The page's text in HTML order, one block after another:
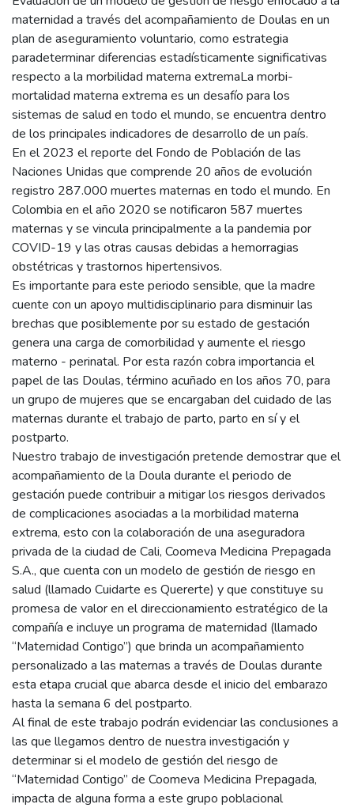
maternidad a través del acompañamiento de Doulas en un
plan de aseguramiento voluntario, como estrategia
paradeterminar diferencias estadísticamente significativas
respecto a la morbilidad materna extremaLa morbi-
mortalidad materna extrema es un desafío para los
sistemas de salud en todo el mundo, se encuentra dentro
de los principales indicadores de desarrollo de un país.
En el 2023 el reporte del Fondo de Población de las
Naciones Unidas que comprende 20 años de evolución
registro 287.000 muertes maternas en todo el mundo. En
Colombia en el año 2020 se notificaron 587 muertes
maternas y se vincula principalmente a la pandemia por
COVID-19 y las otras causas debidas a hemorragias
obstétricas y trastornos hipertensivos.
Es importante para este periodo sensible, que la madre
cuente con un apoyo multidisciplinario para disminuir las
brechas que posiblemente por su estado de gestación
genera una carga de comorbilidad y aumente el riesgo
materno - perinatal. Por esta razón cobra importancia el
papel de las Doulas, término acuñado en los años 70, para
un grupo de mujeres que se encargaban del cuidado de las
maternas durante el trabajo de parto, parto en sí y el
postparto.
Nuestro trabajo de investigación pretende demostrar que el
acompañamiento de la Doula durante el periodo de
gestación puede contribuir a mitigar los riesgos derivados
de complicaciones asociadas a la morbilidad materna
extrema, esto con la colaboración de una aseguradora
privada de la ciudad de Cali, Coomeva Medicina Prepagada
S.A., que cuenta con un modelo de gestión de riesgo en
salud (llamado Cuidarte es Quererte) y que constituye su
promesa de valor en el direccionamiento estratégico de la
compañía e incluye un programa de maternidad (llamado
“Maternidad Contigo”) que brinda un acompañamiento
personalizado a las maternas a través de Doulas durante
esta etapa crucial que abarca desde el inicio del embarazo
hasta la semana 6 del postparto.
Al final de este trabajo podrán evidenciar las conclusiones a
las que llegamos dentro de nuestra investigación y
determinar si el modelo de gestión del riesgo de
“Maternidad Contigo” de Coomeva Medicina Prepagada,
impacta de alguna forma a este grupo poblacional